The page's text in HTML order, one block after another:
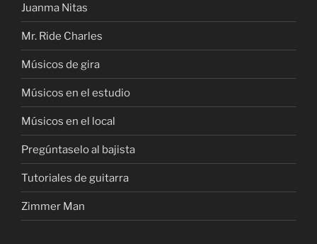
Juanma Nitas
Mr. Ride Charles
Músicos de gira
Músicos en el estudio
Músicos en el local
Pregúntaselo al bajista
Tutoriales de guitarra
Zimmer Man